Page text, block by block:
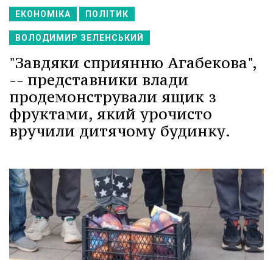
ЕКОНОМІКА ПОЛІТИК
ВОЛОДИМИР ЗЕЛЕНСЬКИЙ
"Завдяки сприянню Агабекова",
-- представники влади
продемонстрували ящик з
фруктами, який урочисто
вручили дитячому будинку.